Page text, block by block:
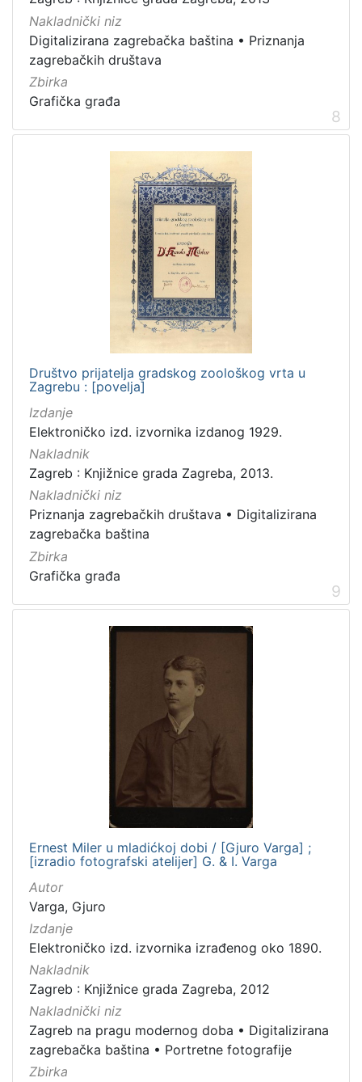
Nakladnički niz
Digitalizirana zagrebačka baština • Priznanja
zagrebačkih društava
Zbirka
Grafička građa
8
Društvo prijatelja gradskog zoološkog vrta u
Zagrebu : [povelja]
Izdanje
Elektroničko izd. izvornika izdanog 1929.
Nakladnik
Zagreb : Knjižnice grada Zagreba, 2013.
Nakladnički niz
Priznanja zagrebačkih društava • Digitalizirana
zagrebačka baština
Zbirka
Grafička građa
9
Ernest Miler u mladićkoj dobi / [Gjuro Varga] ;
[izradio fotografski atelijer] G. & I. Varga
Autor
Varga, Gjuro
Izdanje
Elektroničko izd. izvornika izrađenog oko 1890.
Nakladnik
Zagreb : Knjižnice grada Zagreba, 2012
Nakladnički niz
Zagreb na pragu modernog doba • Digitalizirana
zagrebačka baština • Portretne fotografije
Zbirka